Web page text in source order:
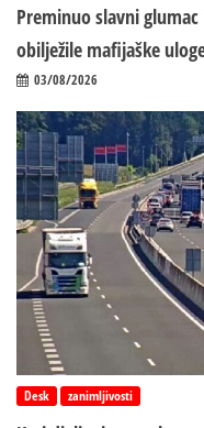
Preminuo slavni
obilježile mafijaške
03/08/2026
Desk zanimljivosti